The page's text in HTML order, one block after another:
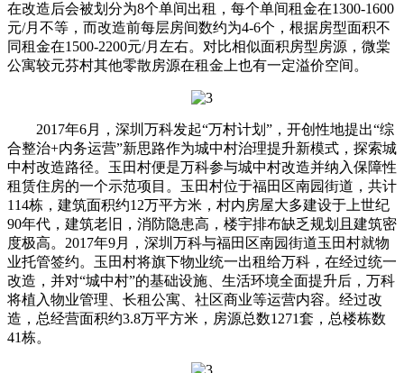
在改造后会被划分为8个单间出租，每个单间租金在1300-1600
元/月不等，而改造前每层房间数约为4-6个，根据房型面积不
同租金在1500-2200元/月左右。对比相似面积房型房源，微棠
公寓较元芬村其他零散房源在租金上也有一定溢价空间。
2017年6月，深圳万科发起“万村计划”，开创性地提出“综
合整治+内务运营”新思路作为城中村治理提升新模式，探索城
中村改造路径。玉田村便是万科参与城中村改造并纳入保障性
租赁住房的一个示范项目。玉田村位于福田区南园街道，共计
114栋，建筑面积约12万平方米，村内房屋大多建设于上世纪
90年代，建筑老旧，消防隐患高，楼宇排布缺乏规划且建筑密
度极高。2017年9月，深圳万科与福田区南园街道玉田村就物
业托管签约。玉田村将旗下物业统一出租给万科，在经过统一
改造，并对“城中村”的基础设施、生活环境全面提升后，万科
将植入物业管理、长租公寓、社区商业等运营内容。经过改
造，总经营面积约3.8万平方米，房源总数1271套，总楼栋数
41栋。